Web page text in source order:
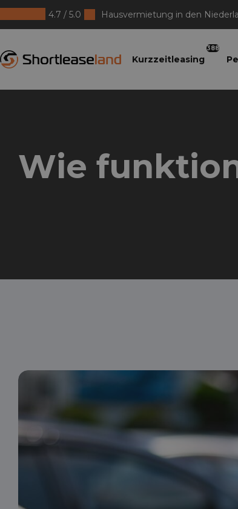
4.7 / 5.0 Hausvermietung in den
Kurzzeitleasing
388
Wie